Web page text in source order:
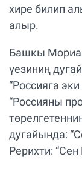
хире билип
алыр.
Башкы Мориа
үезиниң
“Россияга
“Россияны
дугайында:
Рерихти: